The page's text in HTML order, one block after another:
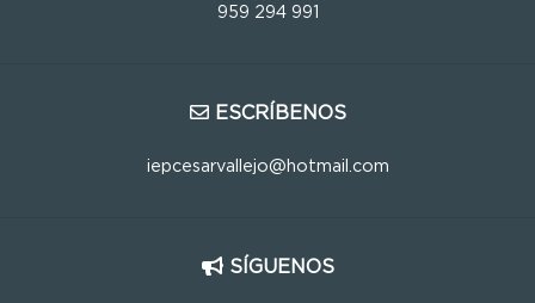
959 294 991
ESCRÍBENOS
iepcesarvallejo@hotmail.com
SÍGUENOS